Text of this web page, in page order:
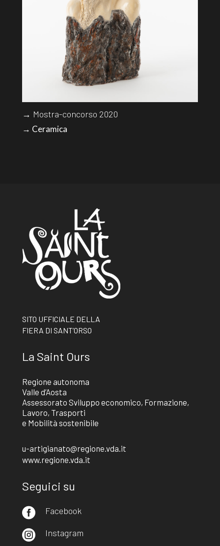
→ Mostra-concorso 2020
→ Ceramica
SITO UFFICIALE DELLA
FIERA DI SANT’ORSO
La Saint Ours
Regione autonoma
Valle d’Aosta
Assessorato Sviluppo economico, Formazione,
Lavoro, Trasporti
e Mobilità sostenibile
u-artigianato@regione.vda.it
www.regione.vda.it
Seguici su
 Facebook
 Instagram